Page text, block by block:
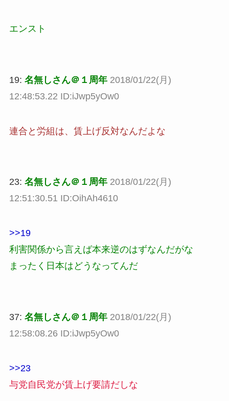
エンスト
19: 名無しさん＠１周年 2018/01/22(月)
12:48:53.22 ID:iJwp5yOw0
連合と労組は、賃上げ反対なんだよな
23: 名無しさん＠１周年 2018/01/22(月)
12:51:30.51 ID:OihAh4610
>>19
利害関係から言えば本来逆のはずなんだがな
まったく日本はどうなってんだ
37: 名無しさん＠１周年 2018/01/22(月)
12:58:08.26 ID:iJwp5yOw0
>>23
与党自民党が賃上げ要請だしな